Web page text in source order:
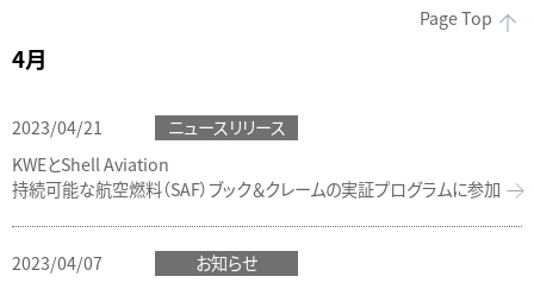
Page Top
4月
2023/04/21
ニュースリリース
KWEとShell Aviation
持続可能な航空燃料（SAF）ブック＆クレームの実証プログラムに参加
2023/04/07
お知らせ